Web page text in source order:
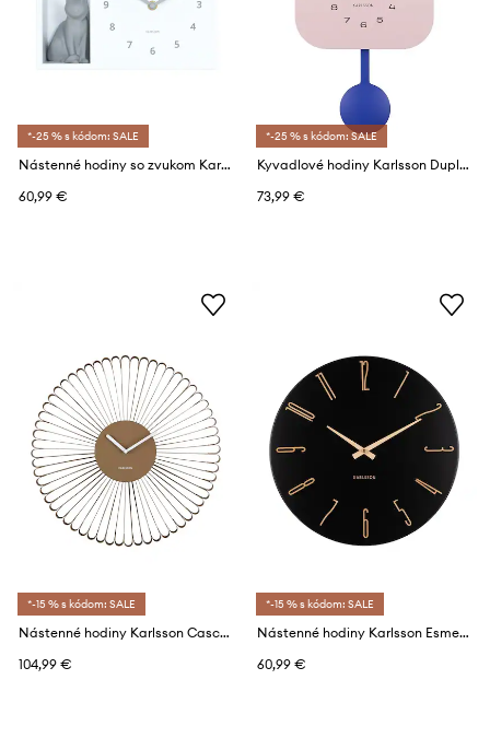
*-25 % s kódom: SALE
Nástenné hodiny so zvukom Karlsson Siting Cat 26 x 29 cm
60,99 €
*-25 % s kódom: SALE
Kyvadlové hodiny Karlsson Dupla 21,5 x 41,5 x 8,5 cm
73,99 €
*-15 % s kódom: SALE
Nástenné hodiny Karlsson Cascara 50 cm
104,99 €
*-15 % s kódom: SALE
Nástenné hodiny Karlsson Esmerado 40 cm
60,99 €